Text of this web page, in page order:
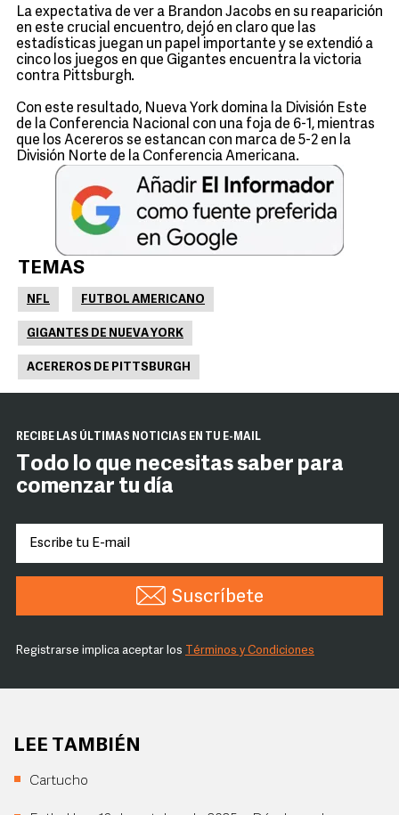
La expectativa de ver a Brandon Jacobs en su reaparición
en este crucial encuentro, dejó en claro que las
estadísticas juegan un papel importante y se extendió a
cinco los juegos en que Gigantes encuentra la victoria
contra Pittsburgh.
Con este resultado, Nueva York domina la División Este
de la Conferencia Nacional con una foja de 6-1, mientras
que los Acereros se estancan con marca de 5-2 en la
División Norte de la Conferencia Americana.
TEMAS
NFL FUTBOL AMERICANO
GIGANTES DE NUEVA YORK
ACEREROS DE PITTSBURGH
RECIBE LAS ÚLTIMAS NOTICIAS EN TU E-MAIL
Todo lo que necesitas saber para
comenzar tu día
Suscríbete
Registrarse implica aceptar los Términos y Condiciones
LEE TAMBIÉN
Cartucho